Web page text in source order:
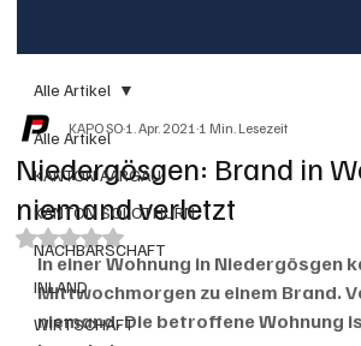
Alle Artikel
KANTON AARGAU
KANTON SOLOTHURN
NACHBARSCHAFT
INLAND
WIRTSCHAFT
Alle Artikel
Niedergösgen: Brand in
niemand verletzt
KAPO SO1. Apr. 20211 Min. Lesezeit
Mit NaN von 5 Sternen bewertet.
In einer Wohnung in Niedergösgen
Mittwochmorgen zu einem Brand.
niemand. Die betroffene Wohnung